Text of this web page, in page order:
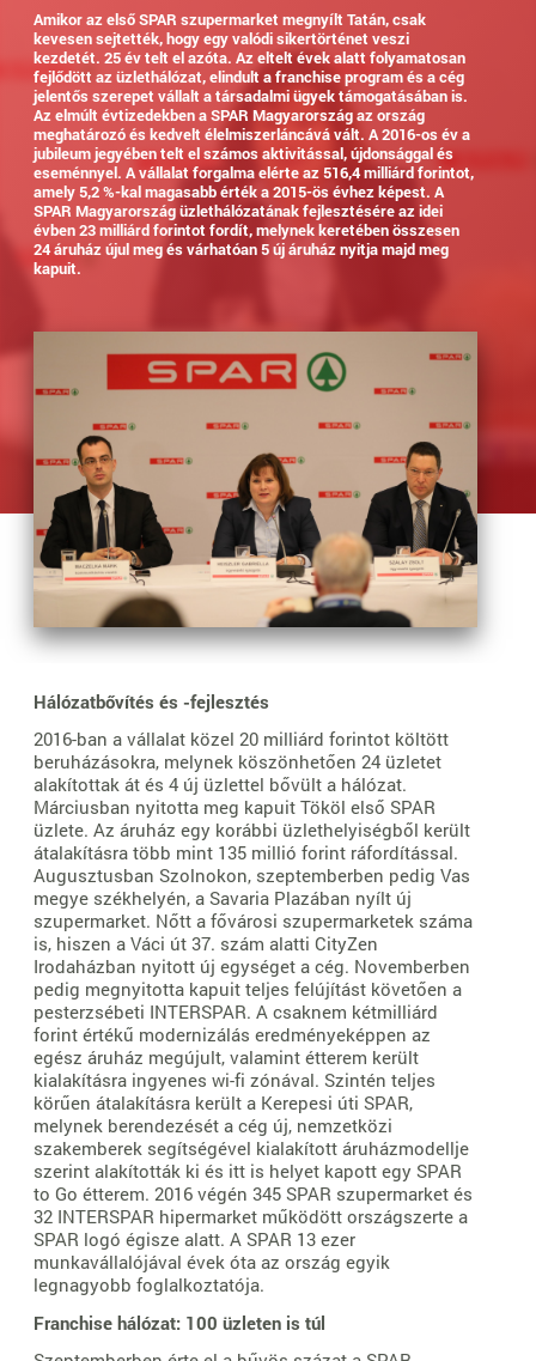
Amikor az első SPAR szupermarket megnyílt Tatán, csak
kevesen sejtették, hogy egy valódi sikertörténet veszi
kezdetét. 25 év telt el azóta. Az eltelt évek alatt folyamatosan
fejlődött az üzlethálózat, elindult a franchise program és a cég
jelentős szerepet vállalt a társadalmi ügyek támogatásában is.
Az elmúlt évtizedekben a SPAR Magyarország az ország
meghatározó és kedvelt élelmiszerláncává vált. A 2016-os év a
jubileum jegyében telt el számos aktivitással, újdonsággal és
eseménnyel. A vállalat forgalma elérte az 516,4 milliárd forintot,
amely 5,2 %-kal magasabb érték a 2015-ös évhez képest. A
SPAR Magyarország üzlethálózatának fejlesztésére az idei
évben 23 milliárd forintot fordít, melynek keretében összesen
24 áruház újul meg és várhatóan 5 új áruház nyitja majd meg
kapuit.
Hálózatbővítés és -fejlesztés
2016-ban a vállalat közel 20 milliárd forintot költött
beruházásokra, melynek köszönhetően 24 üzletet
alakítottak át és 4 új üzlettel bővült a hálózat.
Márciusban nyitotta meg kapuit Tököl első SPAR
üzlete. Az áruház egy korábbi üzlethelyiségből került
átalakításra több mint 135 millió forint ráfordítással.
Augusztusban Szolnokon, szeptemberben pedig Vas
megye székhelyén, a Savaria Plazában nyílt új
szupermarket. Nőtt a fővárosi szupermarketek száma
is, hiszen a Váci út 37. szám alatti CityZen
Irodaházban nyitott új egységet a cég. Novemberben
pedig megnyitotta kapuit teljes felújítást követően a
pesterzsébeti INTERSPAR. A csaknem kétmilliárd
forint értékű modernizálás eredményeképpen az
egész áruház megújult, valamint étterem került
kialakításra ingyenes wi-fi zónával. Szintén teljes
körűen átalakításra került a Kerepesi úti SPAR,
melynek berendezését a cég új, nemzetközi
szakemberek segítségével kialakított áruházmodellje
szerint alakították ki és itt is helyet kapott egy SPAR
to Go étterem. 2016 végén 345 SPAR szupermarket és
32 INTERSPAR hipermarket működött országszerte a
SPAR logó égisze alatt. A SPAR 13 ezer
munkavállalójával évek óta az ország egyik
legnagyobb foglalkoztatója.
Franchise hálózat: 100 üzleten is túl